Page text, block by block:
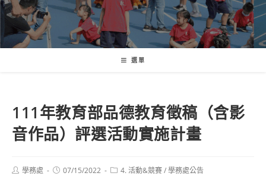
選單
111年教育部品德教育徵稿（含影
音作品）評選活動實施計畫
Post學務處
Post07/15/2022
Post4. 活動&競賽/學務處公告